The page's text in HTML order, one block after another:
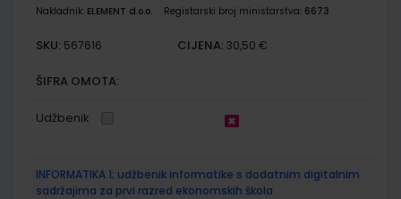
Nakladnik: ELEMENT d.o.o. Registarski broj ministarstva: 6673
SKU: 567616 CIJENA: 30,50 €
ŠIFRA OMOTA:
Udžbenik
INFORMATIKA 1; udžbenik informatike s dodatnim digitalnim
sadržajima za prvi razred ekonomskih škola